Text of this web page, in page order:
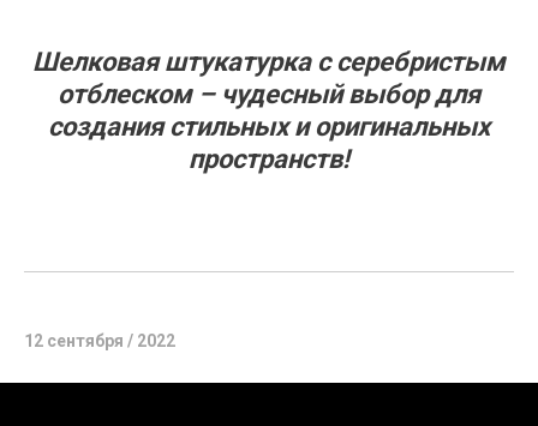
Шелковая штукатурка с серебристым
отблеском – чудесный выбор для
создания стильных и оригинальных
пространств!
12 сентября / 2022